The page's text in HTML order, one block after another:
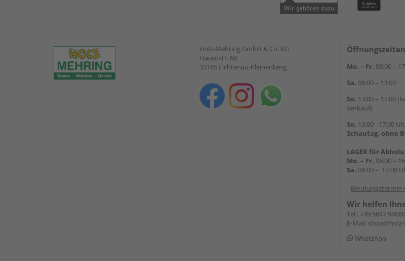
Holz-Mehring GmbH & Co. KG
Hauptstr. 68
33165 Lichtenau-Kleinenberg
Mo. – Fr. 08:00 –
Sa. 08:00 – 13:00
So. 13:00 – 17:00
Verkauf)
So. 13:00 - 17:00
Schautag, ohne
LAGER für
Mo. – Fr. 08:00 –
Sa. 08:00 – 12:00
Beratungstermin
Wir helfen
Tel.: +49 5647 94660
E-Mail:
WhatsApp